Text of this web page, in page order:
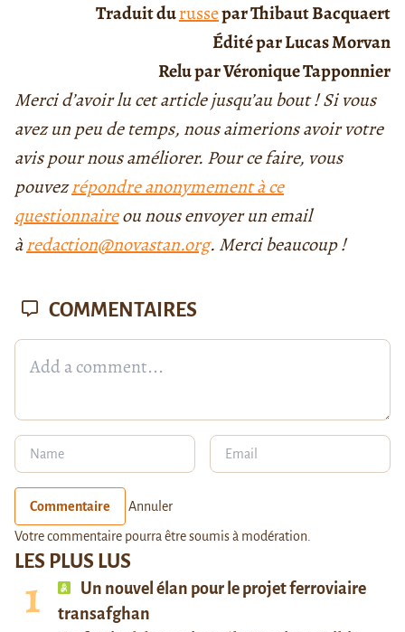
Traduit durussepar Thibaut Bacquaert
Édité par Lucas Morvan
Relu par Véronique Tapponnier
Merci d’avoir lu cet article jusqu’au bout ! Si vous
avez un peu de temps, nous aimerions avoir votre
avis pour nous améliorer. Pour ce faire, vous
pouvezrépondre anonymement à ce
questionnaireou nous envoyer un email
àredaction@novastan.org. Merci beaucoup !
LES PLUS LUS
Un nouvel élan pour le projet ferroviaire
transafghan
COMMENTAIRES
Commentaire Annuler
Votre commentaire pourra être soumis à modération.